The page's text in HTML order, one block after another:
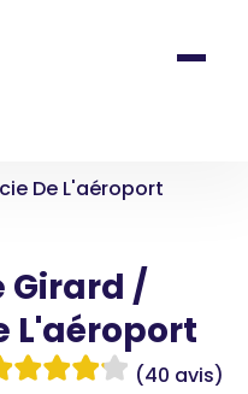
De L'aéroport
Girard /
L'aéroport
(40 avis)